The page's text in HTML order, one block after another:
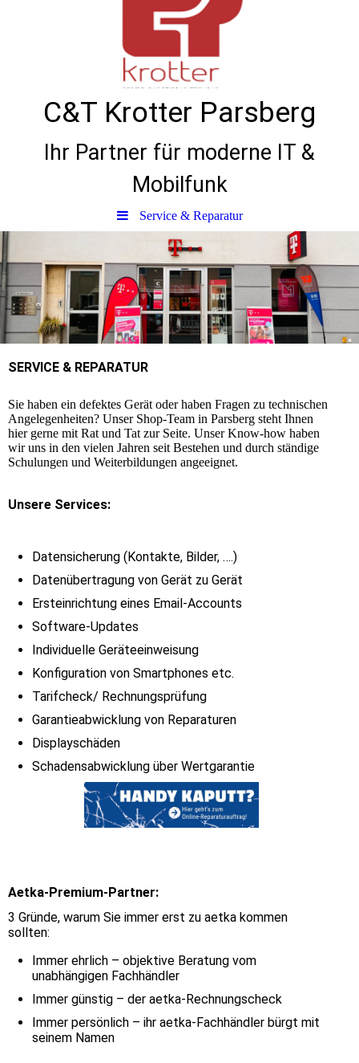
C&T Krotter Parsberg
Ihr Partner für moderne IT &
Mobilfunk
Service & Reparatur
SERVICE & REPARATUR
Sie haben ein defektes Gerät oder haben Fragen zu technischen
Angelegenheiten? Unser Shop-Team in Parsberg steht Ihnen
hier gerne mit Rat und Tat zur Seite. Unser Know-how haben
wir uns in den vielen Jahren seit Bestehen und durch ständige
Schulungen und Weiterbildungen angeeignet.
Unsere Services:
Datensicherung (Kontakte, Bilder, ….)
Datenübertragung von Gerät zu Gerät
Ersteinrichtung eines Email-Accounts
Software-Updates
Individuelle Geräteeinweisung
Konfiguration von Smartphones etc.
Tarifcheck/ Rechnungsprüfung
Garantieabwicklung von Reparaturen
Displayschäden
Schadensabwicklung über Wertgarantie
Aetka-Premium-Partner:
3 Gründe, warum Sie immer erst zu aetka kommen
sollten:
Immer ehrlich – objektive Beratung vom
unabhängigen Fachhändler
Immer günstig – der aetka-Rechnungscheck
Immer persönlich – ihr aetka-Fachhändler bürgt mit
seinem Namen